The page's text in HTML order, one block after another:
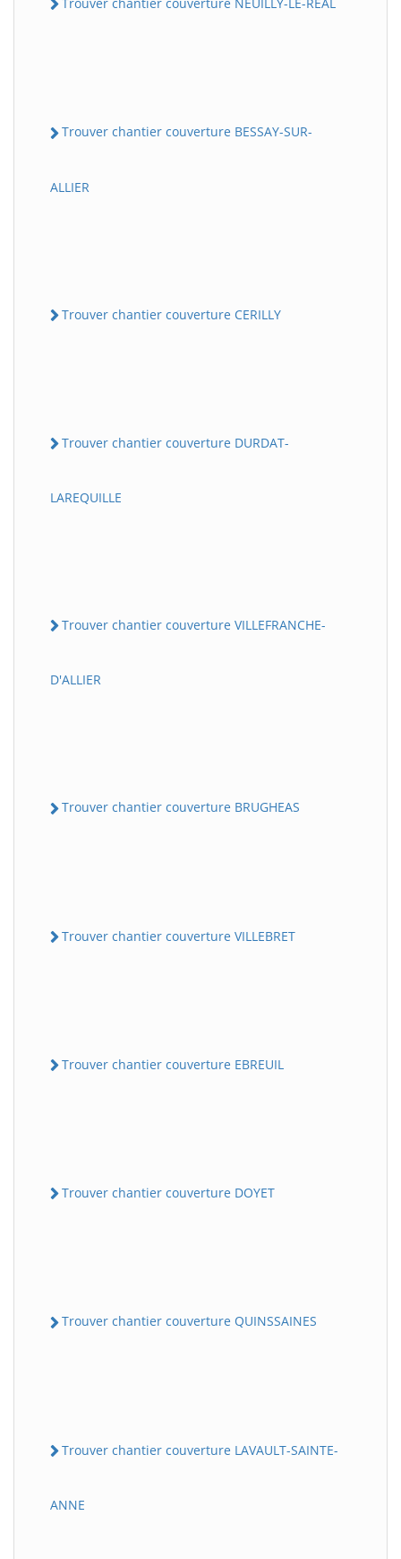
Trouver chantier couverture BESSAY-SUR-
ALLIER
Trouver chantier couverture CERILLY
Trouver chantier couverture DURDAT-
LAREQUILLE
Trouver chantier couverture VILLEFRANCHE-
D'ALLIER
Trouver chantier couverture BRUGHEAS
Trouver chantier couverture VILLEBRET
Trouver chantier couverture EBREUIL
Trouver chantier couverture DOYET
Trouver chantier couverture QUINSSAINES
Trouver chantier couverture LAVAULT-SAINTE-
ANNE